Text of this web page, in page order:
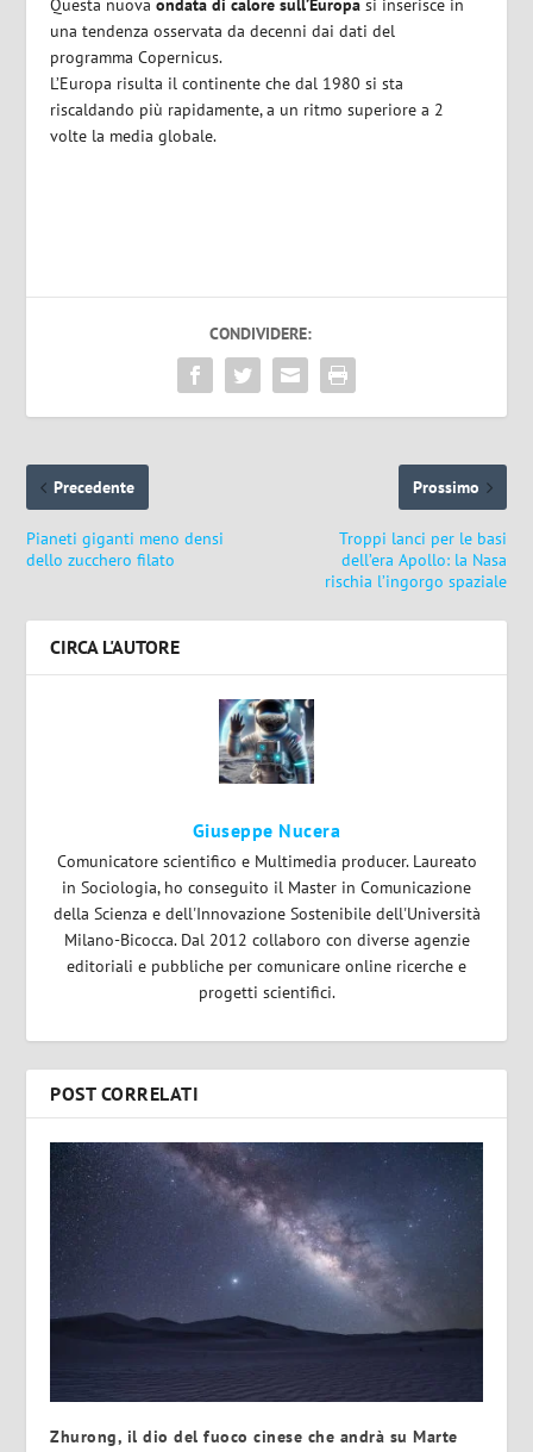
Questa nuovaondata di calore sull’Europa si inserisce in
una tendenza osservata da decenni dai dati del
programma Copernicus.
L’Europa risulta il continente che dal 1980 si sta
riscaldando più rapidamente, a un ritmo superiore a 2
volte la media globale.
CONDIVIDERE:
Precedente
Pianeti giganti meno densi
dello zucchero filato
Prossimo
Troppi lanci per le basi
dell’era Apollo: la Nasa
rischia l’ingorgo spaziale
CIRCA L'AUTORE
Giuseppe Nucera
Comunicatore scientifico e Multimedia producer. Laureato
in Sociologia, ho conseguito il Master in Comunicazione
della Scienza e dell'Innovazione Sostenibile dell'Università
Milano-Bicocca. Dal 2012 collaboro con diverse agenzie
editoriali e pubbliche per comunicare online ricerche e
progetti scientifici.
POST CORRELATI
Zhurong, il dio del fuoco cinese che andrà su Marte